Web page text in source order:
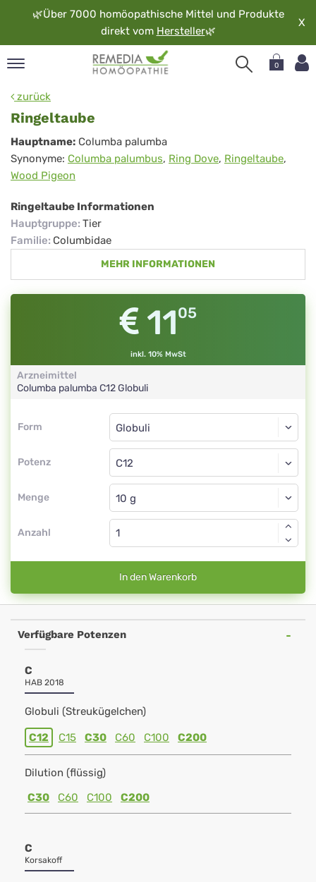
🌿Über 7000 homöopathische Mittel und Produkte
direkt vom Hersteller🌿
X
0
zurück
Ringeltaube
Ringeltaube
Hauptname: Columba palumba
Synonyme: Columba palumbus, Ring Dove, Ringeltaube,
Wood Pigeon
Ringeltaube Informationen
Hauptgruppe: Tier
Familie: Columbidae
MEHR INFORMATIONEN
1105
inkl. 10% MwSt
Arzneimittel
Columba palumba C12Globuli
Form
Form
Potenz
Globuli
C12
Menge
Globuli
Anzahl
In den Warenkorb
Verfügbare Potenzen
C
HAB 2018
Globuli (Streukügelchen)
C12 C15 C30 C60 C100 C200
Dilution (flüssig)
C30
C60 C100 C200
C
Korsakoff